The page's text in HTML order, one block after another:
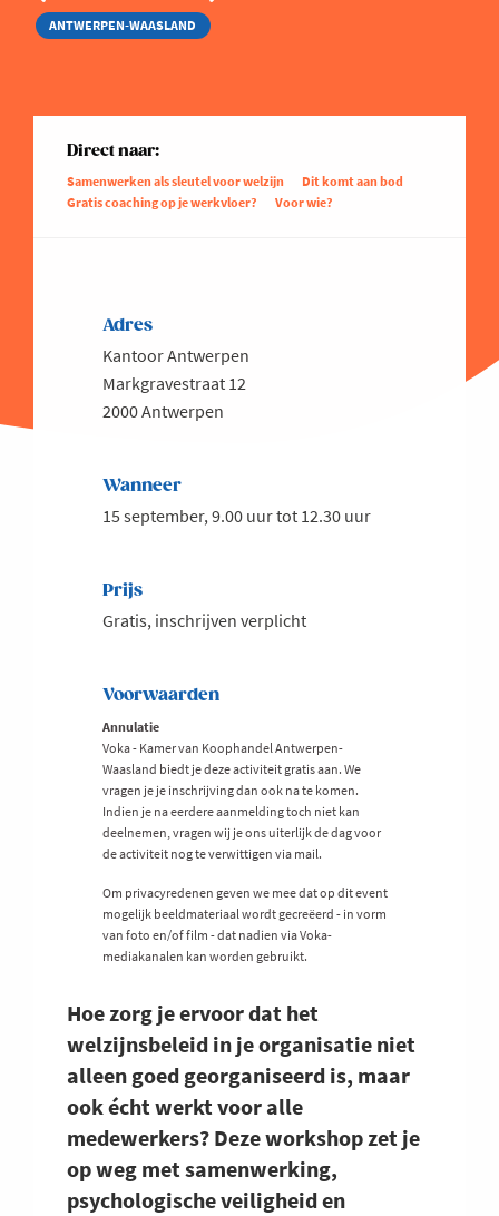
ANTWERPEN-WAASLAND
Direct naar:
Samenwerken als sleutel voor welzijn
Dit komt aan bod
Gratis coaching op je werkvloer?
Voor wie?
Hoe zorg je ervoor dat het
welzijnsbeleid in je organisatie niet
alleen goed georganiseerd is, maar
ook écht werkt voor alle
medewerkers? Deze workshop zet je
op weg met samenwerking,
psychologische veiligheid en
Adres
Kantoor Antwerpen
Markgravestraat 12
2000 Antwerpen
Wanneer
15 september, 9.00 uur tot 12.30 uur
Prijs
Gratis, inschrijven verplicht
Voorwaarden
Annulatie
Voka - Kamer van Koophandel Antwerpen-
Waasland biedt je deze activiteit gratis aan. We
vragen je je inschrijving dan ook na te komen.
Indien je na eerdere aanmelding toch niet kan
deelnemen, vragen wij je ons uiterlijk de dag voor
de activiteit nog te verwittigen via mail.
Om privacyredenen geven we mee dat op dit event
mogelijk beeldmateriaal wordt gecreëerd - in vorm
van foto en/of film - dat nadien via Voka-
mediakanalen kan worden gebruikt.